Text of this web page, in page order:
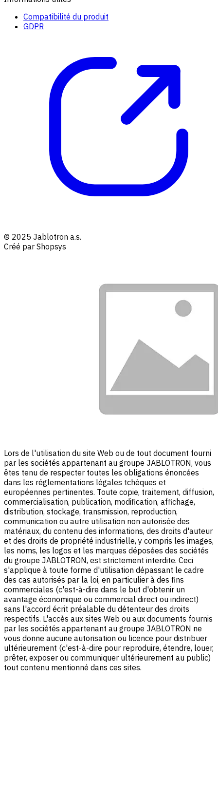
Compatibilité du produit
GDPR
© 2025 Jablotron a.s.
Créé par Shopsys
Lors de l'utilisation du site Web ou de tout document fourni
par les sociétés appartenant au groupe JABLOTRON, vous
êtes tenu de respecter toutes les obligations énoncées
dans les réglementations légales tchèques et
européennes pertinentes. Toute copie, traitement, diffusion,
commercialisation, publication, modification, affichage,
distribution, stockage, transmission, reproduction,
communication ou autre utilisation non autorisée des
matériaux, du contenu des informations, des droits d'auteur
et des droits de propriété industrielle, y compris les images,
les noms, les logos et les marques déposées des sociétés
du groupe JABLOTRON, est strictement interdite. Ceci
s'applique à toute forme d'utilisation dépassant le cadre
des cas autorisés par la loi, en particulier à des fins
commerciales (c'est-à-dire dans le but d'obtenir un
avantage économique ou commercial direct ou indirect)
sans l'accord écrit préalable du détenteur des droits
respectifs. L'accès aux sites Web ou aux documents fournis
par les sociétés appartenant au groupe JABLOTRON ne
vous donne aucune autorisation ou licence pour distribuer
ultérieurement (c'est-à-dire pour reproduire, étendre, louer,
prêter, exposer ou communiquer ultérieurement au public)
tout contenu mentionné dans ces sites.